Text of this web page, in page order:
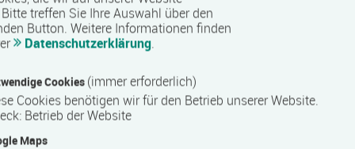
treffen Sie Ihre Auswahl über den
Button. Weitere Informationen finden
Datenschutzerklärung.
Cookies (immer erforderlich)
Cookies benötigen wir für den Betrieb unserer Website.
: Betrieb der Website
Maps